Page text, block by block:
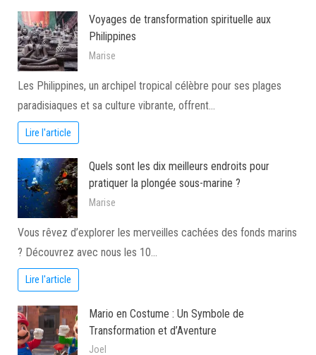
Voyages de transformation spirituelle aux
Philippines
Marise
Les Philippines, un archipel tropical célèbre pour ses plages
paradisiaques et sa culture vibrante, offrent…
Lire l'article
Quels sont les dix meilleurs endroits pour
pratiquer la plongée sous-marine ?
Marise
Vous rêvez d’explorer les merveilles cachées des fonds marins
? Découvrez avec nous les 10…
Lire l'article
Mario en Costume : Un Symbole de
Transformation et d’Aventure
Joel